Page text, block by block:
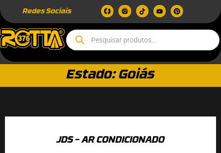
Redes Sociais
Estado: Goiás
JDS – AR CONDICIONADO